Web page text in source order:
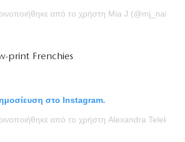
από το χρήστη Mia J
print Frenchies
στο Instagram.
από το χρήστη Alexandra Teleki